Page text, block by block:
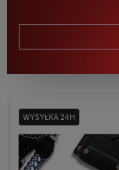
WYSYŁKA 24H